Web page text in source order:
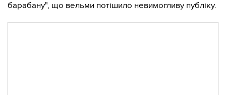
барабану", що вельми потішило невимогливу публіку.